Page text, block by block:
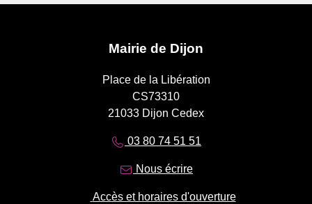
Mairie de Dijon
Place de la Libération
CS73310
21033 Dijon Cedex
03 80 74 51 51
Nous écrire
Accès et horaires d'ouverture